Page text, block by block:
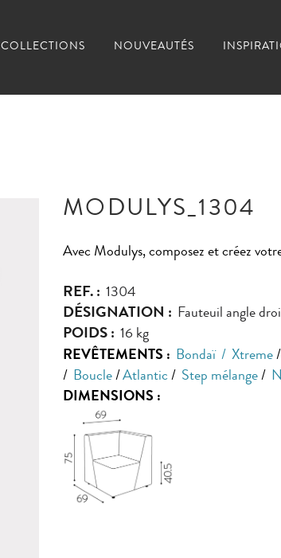
COLLECTIONS NOUVEAUTÉS
MODULYS_1304
Avec Modulys, composez et créez
REF. : 1304
DÉSIGNATION : Fauteuil angle
POIDS : 16 kg
REVÊTEMENTS : Bondaï / Xtreme /
/ Boucle / Atlantic / Step mélange /
DIMENSIONS :